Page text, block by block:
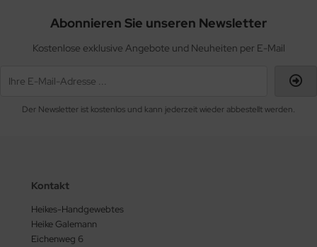
Abonnieren Sie unseren Newsletter
Kostenlose exklusive Angebote und Neuheiten per E-Mail
Der Newsletter ist kostenlos und kann jederzeit wieder abbestellt werden.
Kontakt
Heikes-Handgewebtes
Heike Galemann
Eichenweg 6